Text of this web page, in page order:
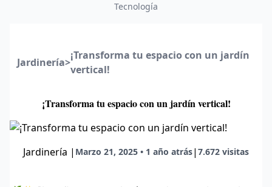
Tecnología
Jardinería>
¡Transforma tu espacio con un jardín
vertical!
¡Transforma tu espacio con un jardín vertical!
Jardinería | Marzo 21, 2025 • 1 año atrás| 7.672 visitas